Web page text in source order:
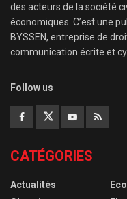
des acteurs de la société
économiques. C’est une
BYSSEN, entreprise de
communication écrite et
Follow us
CATÉGORIES
Actualités